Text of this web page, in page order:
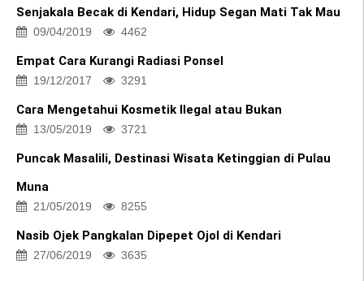
Senjakala Becak di Kendari, Hidup Segan Mati Tak Mau
09/04/2019 4462
Empat Cara Kurangi Radiasi Ponsel
19/12/2017 3291
Cara Mengetahui Kosmetik Ilegal atau Bukan
13/05/2019 3721
Puncak Masalili, Destinasi Wisata Ketinggian di Pulau
Muna
21/05/2019 8255
Nasib Ojek Pangkalan Dipepet Ojol di Kendari
27/06/2019 3635